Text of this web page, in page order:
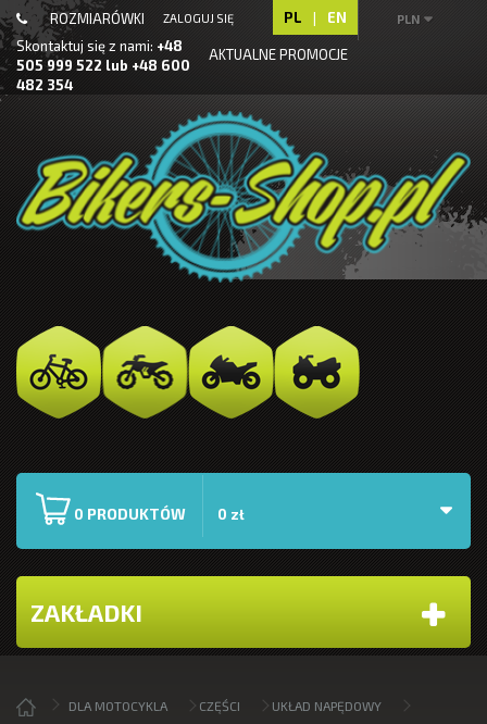
PLN
PL | EN
ZALOGUJ SIĘ
ROZMIARÓWKI
AKTUALNE PROMOCJE
Skontaktuj się z nami: +48
505 999 522 lub +48 600
482 354
0 PRODUKTÓW 0 zł
ZAKŁADKI
DLA MOTOCYKLA CZĘŚCI
UKŁAD NAPĘDOWY